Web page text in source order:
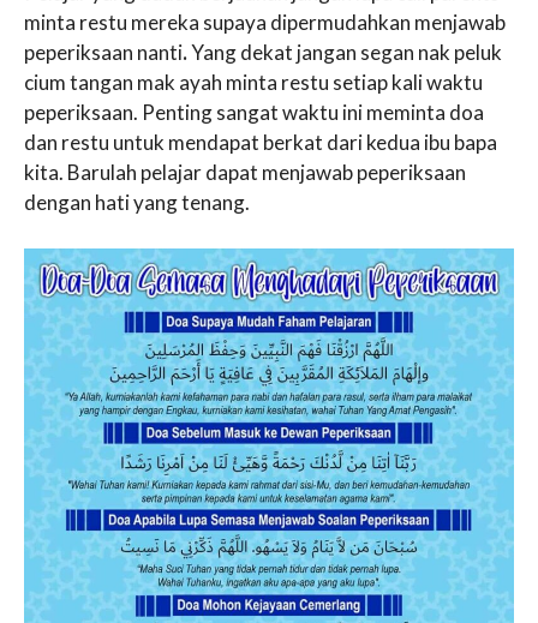
minta restu mereka supaya dipermudahkan menjawab
peperiksaan nanti.Yang dekat jangan segan nak peluk
cium tangan mak ayah minta restu setiap kali waktu
peperiksaan. Penting sangat waktu ini meminta doa
dan restu untuk mendapat berkat dari kedua ibu bapa
kita. Barulah pelajar dapat menjawab peperiksaan
dengan hati yang tenang.